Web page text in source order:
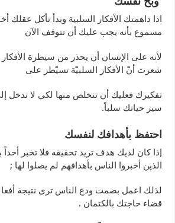
اذا داهمتك الأفكار السلبية وبدأ تأكل
مسموع بأنه يجب عليك أن تتوقف الآن
لأنه على الإنسان أن يحذر من سيطرة الأفكار
شعرت أنّ الأفكار السلبيّة تسيّطر على
تفكيرك فعليك أن تتخلص منها لكي لا تدخل
سير حياتك سلباً.
احتفظ بأهدافك لنفسك
إذا كان لديك هدف تريد تحقيقه فلا تخبر
الذين أخبروا الناس بأهدافهم لم يصلوا لها ;
لذلك اعمل بصمت ودع الناس ترى نتيجة
قضاء حاجتك بالكتمان .